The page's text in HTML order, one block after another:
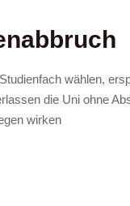
wählen,
die Uni ohne
wirken